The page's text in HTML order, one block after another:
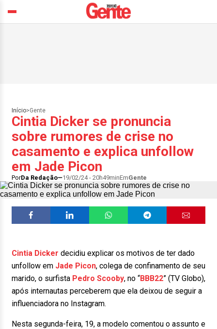
Início>Gente
Cintia Dicker se pronuncia
sobre rumores de crise no
casamento e explica unfollow
em Jade Picon
PorDa Redação 19/02/24 - 20h49minEmGente
Cintia Dicker decidiu explicar os motivos de ter dado
unfollow em Jade Picon, colega de confinamento de seu
marido, o surfista Pedro Scooby, no “BBB22” (TV Globo),
após internautas perceberem que ela deixou de seguir a
influenciadora no Instagram.
Nesta segunda-feira, 19, a modelo comentou o assunto e